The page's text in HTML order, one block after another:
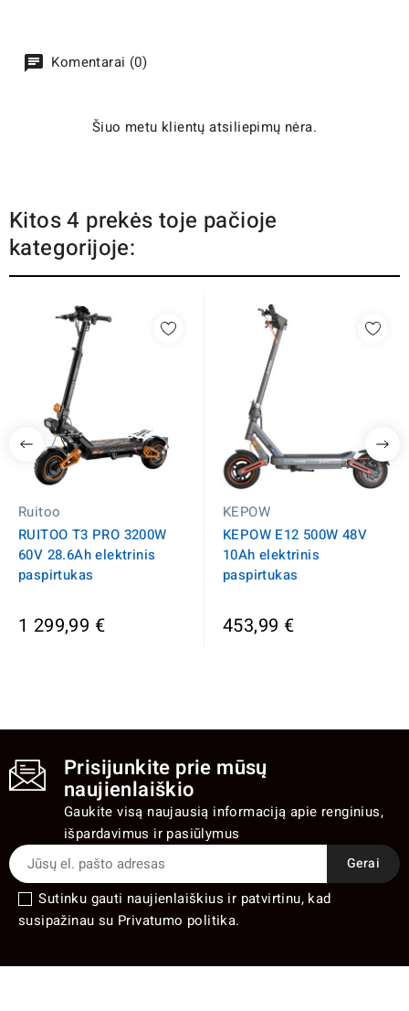
Komentarai (0)
Šiuo metu klientų atsiliepimų nėra.
Kitos 4 prekės toje pačioje
kategorijoje:
Ruitoo
RUITOO T3 PRO 3200W
60V 28.6Ah elektrinis
paspirtukas
1 299,99 €
KEPOW
KEPOW E12 500W 48V
10Ah elektrinis
paspirtukas
453,99 €
Prisijunkite prie mūsų
naujienlaiškio
Gaukite visą naujausią informaciją apie renginius,
išpardavimus ir pasiūlymus
Sutinku gauti naujienlaiškius ir patvirtinu, kad
susipažinau su Privatumo politika.